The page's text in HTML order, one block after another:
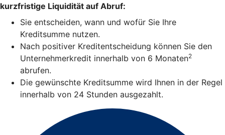
kurzfristige Liquidität auf Abruf:
Sie entscheiden, wann und wofür Sie Ihre
Kreditsumme nutzen.
Nach positiver Kreditentscheidung können Sie den
Unternehmerkredit innerhalb von 6 Monaten2
abrufen.
Die gewünschte Kreditsumme wird Ihnen in der Regel
innerhalb von 24 Stunden ausgezahlt.